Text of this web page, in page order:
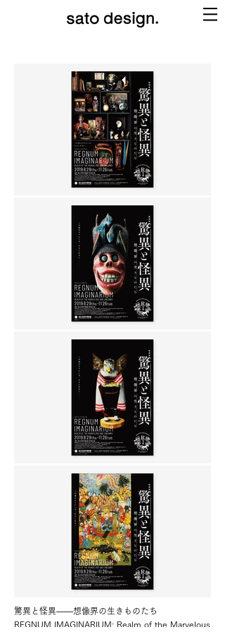
驚異と怪異——想像界の生きものたち
REGNUM IMAGINARIUM: Realm of the Marvelous